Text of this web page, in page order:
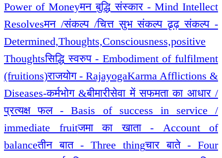
Power of Moneyमन बुद्धि संस्कार - Mind Intellect
Resolvesमन /संकल्प /चित्त सुभ संकल्प ढृढ़ संकल्प -
Determined,Thoughts,Consciousness,positive
Thoughtsसिद्धि स्वरुप - Embodiment of fulfilment
(fruitions)राजयोग - RajayogaKarma Afflictions &
Diseases-कर्मभोग &बीमारीसेवा में सफमता का आधार /
प्रत्यक्ष फल - Basis of success in service /
immediate fruitजमा का खाता - Account of
balanceतीन बात - Three thingचार बाते - Four